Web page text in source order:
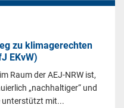
zu klimagerechten
EKvW)
Raum der AEJ-NRW ist,
„nachhaltiger“ und
unterstützt mit...